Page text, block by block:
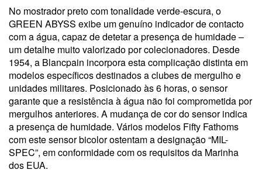
No mostrador preto com tonalidade verde-escura, o
GREEN ABYSS exibe um genuíno indicador de contacto
com a água, capaz de detetar a presença de humidade –
um detalhe muito valorizado por colecionadores. Desde
1954, a Blancpain incorpora esta complicação distinta em
modelos específicos destinados a clubes de mergulho e
unidades militares. Posicionado às 6 horas, o sensor
garante que a resistência à água não foi comprometida por
mergulhos anteriores. A mudança de cor do sensor indica
a presença de humidade. Vários modelos Fifty Fathoms
com este sensor bicolor ostentam a designação “MIL-
SPEC”, em conformidade com os requisitos da Marinha
dos EUA.